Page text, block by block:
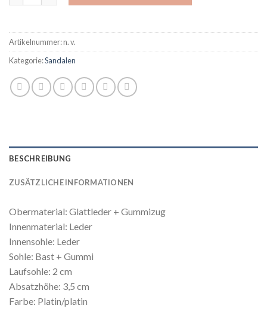
Artikelnummer:n. v.
Kategorie:Sandalen
BESCHREIBUNG
ZUSÄTZLICHE INFORMATIONEN
Obermaterial: Glattleder + Gummizug
Innenmaterial: Leder
Innensohle: Leder
Sohle: Bast + Gummi
Laufsohle: 2 cm
Absatzhöhe: 3,5 cm
Farbe: Platin/platin